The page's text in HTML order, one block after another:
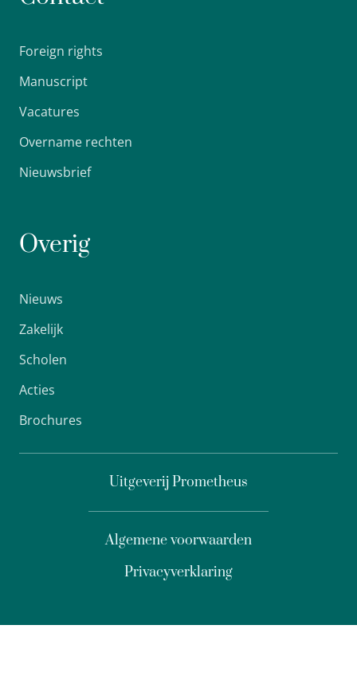
Foreign rights
Manuscript
Vacatures
Overname rechten
Nieuwsbrief
Overig
Nieuws
Zakelijk
Scholen
Acties
Brochures
Uitgeverij Prometheus
Privacyverklaring
Algemene voorwaarden